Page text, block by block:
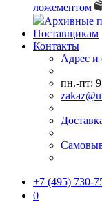
ложементом
Архивные
Поставщикам
Контакты
Адрес и
пн.-пт:
+7 (495) 730-
0